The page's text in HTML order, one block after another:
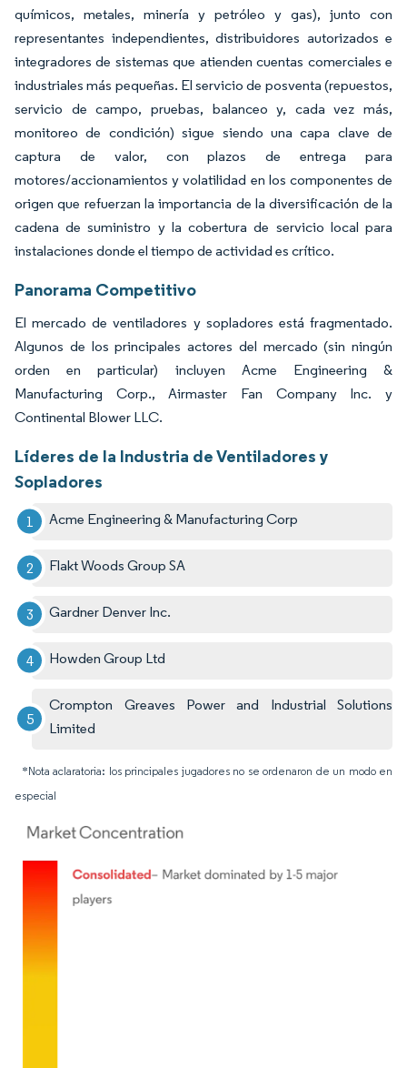
químicos, metales, minería y petróleo y gas), junto con
representantes independientes, distribuidores autorizados e
integradores de sistemas que atienden cuentas comerciales e
industriales más pequeñas. El servicio de posventa (repuestos,
servicio de campo, pruebas, balanceo y, cada vez más,
monitoreo de condición) sigue siendo una capa clave de
captura de valor, con plazos de entrega para
motores/accionamientos y volatilidad en los componentes de
origen que refuerzan la importancia de la diversificación de la
cadena de suministro y la cobertura de servicio local para
instalaciones donde el tiempo de actividad es crítico.
Panorama Competitivo
El mercado de ventiladores y sopladores está fragmentado.
Algunos de los principales actores del mercado (sin ningún
orden en particular) incluyen Acme Engineering &
Manufacturing Corp., Airmaster Fan Company Inc. y
Continental Blower LLC.
Líderes de la Industria de Ventiladores y
Sopladores
Acme Engineering & Manufacturing Corp
Flakt Woods Group SA
Gardner Denver Inc.
Howden Group Ltd
Crompton Greaves Power and Industrial Solutions
Limited
*Nota aclaratoria: los principales jugadores no se ordenaron de un modo en
especial